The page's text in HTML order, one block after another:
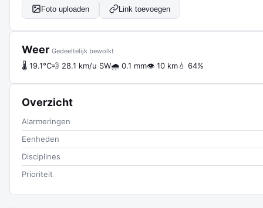
Foto uploaden Link toevoegen
Weer Gedeeltelijk bewolkt
🌡 19.1°C💨 28.1 km/u SW🌧 0.1 mm👁 10 km💧 64%
Overzicht
Alarmeringen
Eenheden
Disciplines
Prioriteit